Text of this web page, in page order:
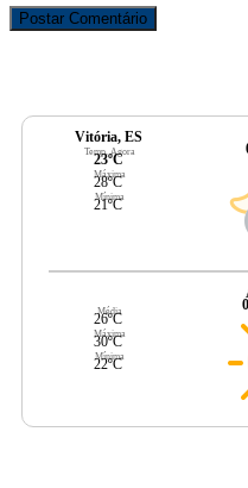
Vitória, ES
Temp. Agora
23ºC
Máxima
28ºC
Mínima
21ºC
Média
26ºC
Máxima
30ºC
Mínima
22ºC